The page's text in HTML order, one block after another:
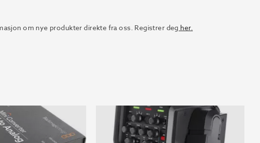
om nye produkter direkte fra oss. Registrer deg her.